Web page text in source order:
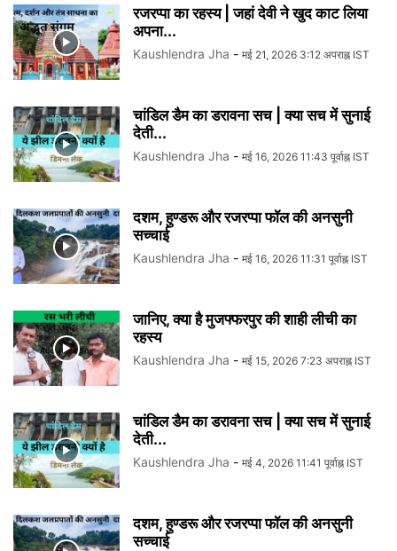
रजरप्पा का रहस्य | जहां देवी ने खुद काट लिया
अपना...
Kaushlendra Jha - मई 21, 2026 3:12 अपराह्न IST
चांडिल डैम का डरावना सच | क्या सच में सुनाई
देती...
Kaushlendra Jha - मई 16, 2026 11:43 पूर्वाह्न IST
दशम, हुण्डरू और रजरप्पा फॉल की अनसुनी
सच्चाई
Kaushlendra Jha - मई 16, 2026 11:31 पूर्वाह्न IST
जानिए, क्या है मुजफ्फरपुर की शाही लीची का
रहस्य
Kaushlendra Jha - मई 15, 2026 7:23 अपराह्न IST
चांडिल डैम का डरावना सच | क्या सच में सुनाई
देती...
Kaushlendra Jha - मई 4, 2026 11:41 पूर्वाह्न IST
दशम, हुण्डरू और रजरप्पा फॉल की अनसुनी
सच्चाई